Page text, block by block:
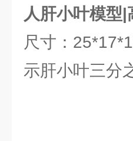
人肝小叶模型
尺寸：
示肝小叶三分